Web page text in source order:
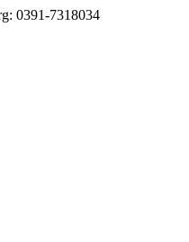
0391-7318034